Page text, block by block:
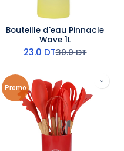
Bouteille d'eau Pinnacle
Wave 1L
23.0 DT30.0DT
Promo